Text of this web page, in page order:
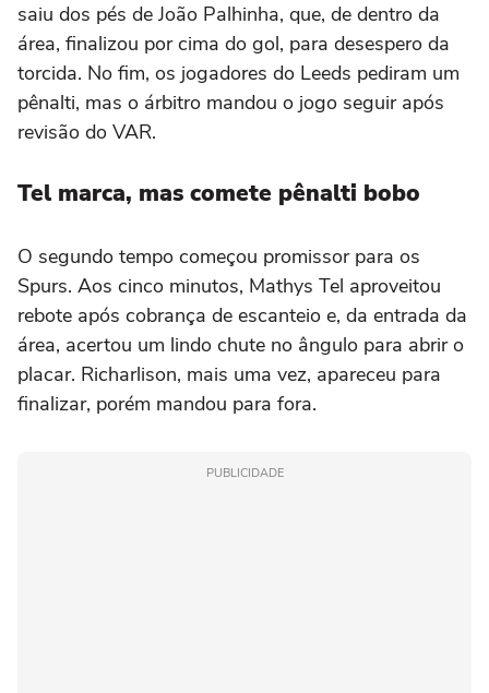
saiu dos pés de João Palhinha, que, de dentro da
área, finalizou por cima do gol, para desespero da
torcida. No fim, os jogadores do Leeds pediram um
pênalti, mas o árbitro mandou o jogo seguir após
revisão do VAR.
Tel marca, mas comete pênalti bobo
O segundo tempo começou promissor para os
Spurs. Aos cinco minutos, Mathys Tel aproveitou
rebote após cobrança de escanteio e, da entrada da
área, acertou um lindo chute no ângulo para abrir o
placar. Richarlison, mais uma vez, apareceu para
finalizar, porém mandou para fora.
PUBLICIDADE